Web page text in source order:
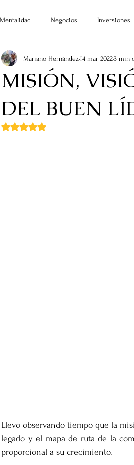
Mentalidad Negocios Inversiones
MISIÓN,
DEL BUEN
Mariano Hernández14 mar 20223 min
Obtuvo NaN de 5 estrellas.
Llevo observando tiempo que la
legado y el mapa de ruta de la
proporcional a su crecimiento.